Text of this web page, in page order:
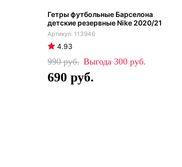
Гетры футбольные Барселона
детские резервные Nike 2020/21
113946
4.93
990 300
690